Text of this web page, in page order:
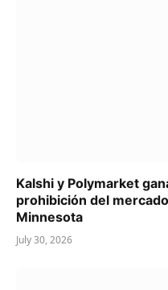
Kalshi y Polymarket
prohibición del
Minnesota
July 30, 2026